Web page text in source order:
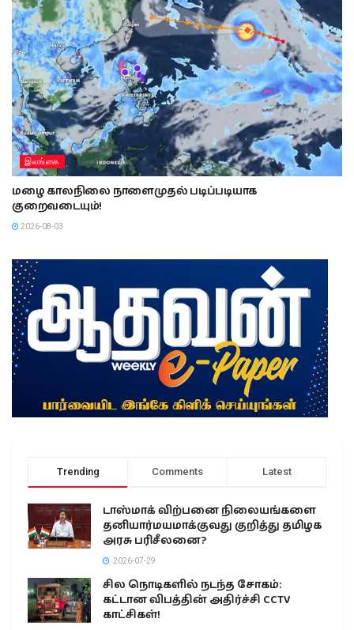
இலங்கை
மழை காலநிலை நாளைமுதல் படிப்படியாக
குறைவடையும்!
2026-08-03
Trending Comments Latest
டாஸ்மாக் விற்பனை நிலையங்களை
தனியார்மயமாக்குவது குறித்து தமிழக
அரசு பரிசீலனை?
2026-07-29
சில நொடிகளில் நடந்த சோகம்:
கட்டான விபத்தின் அதிர்ச்சி CCTV
காட்சிகள்!